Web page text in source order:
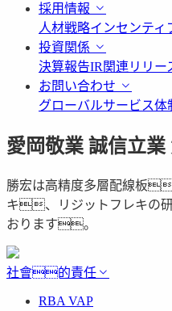
採用情報
人材戦略インセンティ
投資関係
決算報告IR関連リリー
お問い合わせ
グローバルサービス体
愛岡敬業 誠信立業
勝宏は高精度多層配線板
キ、リジットフレキの
おります。
社會的責任
RBA VAP